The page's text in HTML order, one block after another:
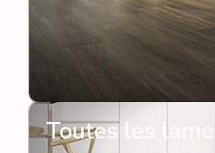
Toutes les